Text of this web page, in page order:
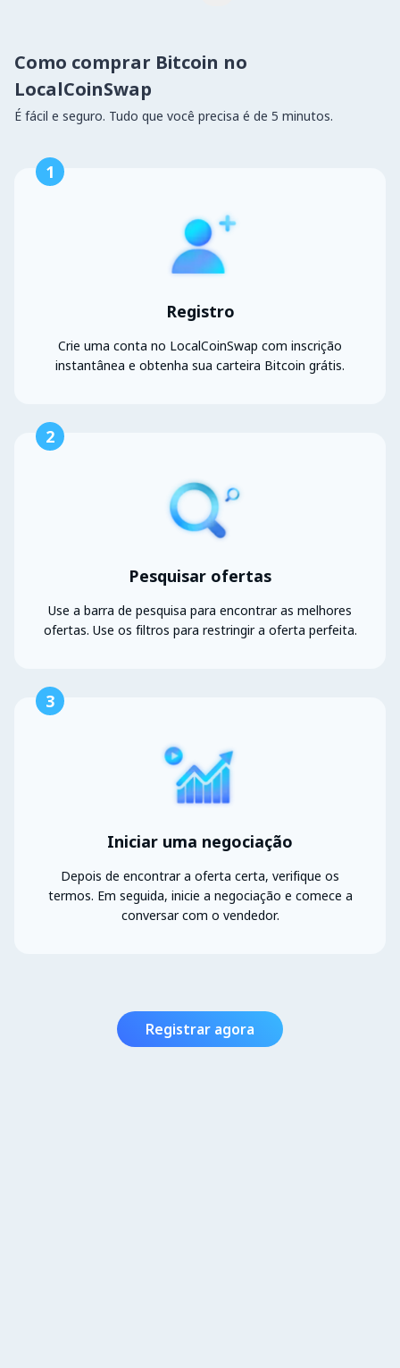
Como comprar Bitcoin no
LocalCoinSwap
É fácil e seguro. Tudo que você precisa é de 5 minutos.
1
Registro
Crie uma conta no LocalCoinSwap com inscrição
instantânea e obtenha sua carteira Bitcoin grátis.
2
Pesquisar ofertas
Use a barra de pesquisa para encontrar as melhores
ofertas. Use os filtros para restringir a oferta perfeita.
3
Iniciar uma negociação
Depois de encontrar a oferta certa, verifique os
termos. Em seguida, inicie a negociação e comece a
conversar com o vendedor.
Registrar agora